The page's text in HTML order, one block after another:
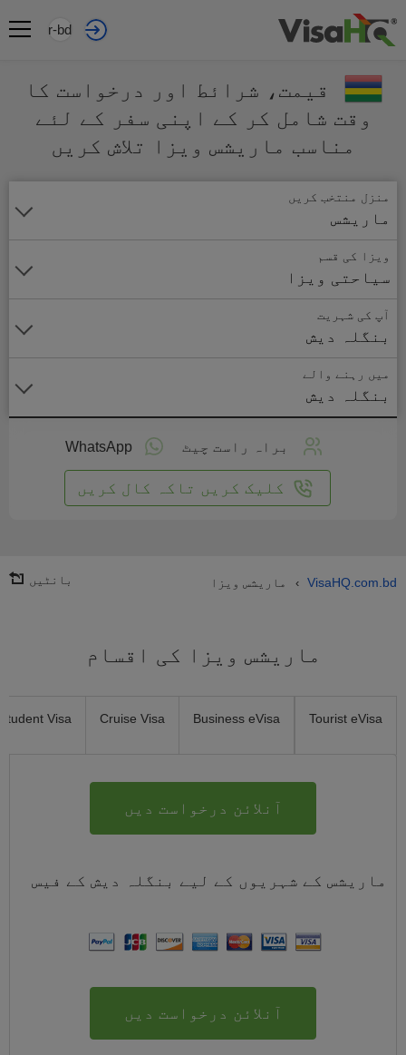
ur-bd
قیمت، شرائط اور درخواست کا
وقت شامل کر کے اپنی سفر کے لئے
مناسب ماریشس ویزا تلاش کریں
منزل منتخب کریں
ماریشس
ویزا کی قسم
سیاحتی ویزا
آپ کی شہریت
بنگلہ دیش
میں رہنے والے
بنگلہ دیش
براہ راست چیٹ WhatsApp
کلیک کریں تاکہ کال کریں
VisaHQ.com.bd
› ماریشس ویزا بانٹیں
ماریشس ویزا کی اقسام
Tourist eVisa
Business eVisa
Cruise Visa
Student Visa
آنلائن درخواست دیں
ماریشس کے شہریوں کے لیے بنگلہ دیش کے فیس
آنلائن درخواست دیں